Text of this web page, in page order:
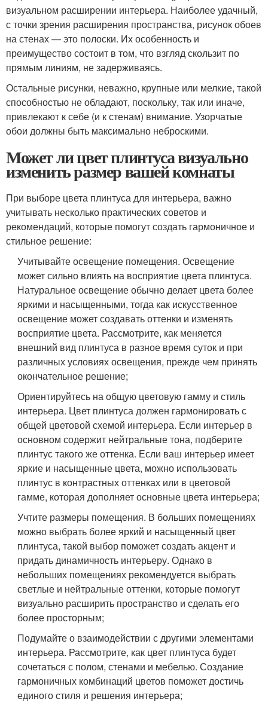
визуальном расширении интерьера. Наиболее удачный,
с точки зрения расширения пространства, рисунок обоев
на стенах — это полоски. Их особенность и
преимущество состоит в том, что взгляд скользит по
прямым линиям, не задерживаясь.
Остальные рисунки, неважно, крупные или мелкие, такой
способностью не обладают, поскольку, так или иначе,
привлекают к себе (и к стенам) внимание. Узорчатые
обои должны быть максимально неброскими.
Может ли цвет плинтуса визуально
изменить размер вашей комнаты
При выборе цвета плинтуса для интерьера, важно
учитывать несколько практических советов и
рекомендаций, которые помогут создать гармоничное и
стильное решение:
Учитывайте освещение помещения. Освещение
может сильно влиять на восприятие цвета плинтуса.
Натуральное освещение обычно делает цвета более
яркими и насыщенными, тогда как искусственное
освещение может создавать оттенки и изменять
восприятие цвета. Рассмотрите, как меняется
внешний вид плинтуса в разное время суток и при
различных условиях освещения, прежде чем принять
окончательное решение;
Ориентируйтесь на общую цветовую гамму и стиль
интерьера. Цвет плинтуса должен гармонировать с
общей цветовой схемой интерьера. Если интерьер в
основном содержит нейтральные тона, подберите
плинтус такого же оттенка. Если ваш интерьер имеет
яркие и насыщенные цвета, можно использовать
плинтус в контрастных оттенках или в цветовой
гамме, которая дополняет основные цвета интерьера;
Учтите размеры помещения. В больших помещениях
можно выбрать более яркий и насыщенный цвет
плинтуса, такой выбор поможет создать акцент и
придать динамичность интерьеру. Однако в
небольших помещениях рекомендуется выбрать
светлые и нейтральные оттенки, которые помогут
визуально расширить пространство и сделать его
более просторным;
Подумайте о взаимодействии с другими элементами
интерьера. Рассмотрите, как цвет плинтуса будет
сочетаться с полом, стенами и мебелью. Создание
гармоничных комбинаций цветов поможет достичь
единого стиля и решения интерьера;